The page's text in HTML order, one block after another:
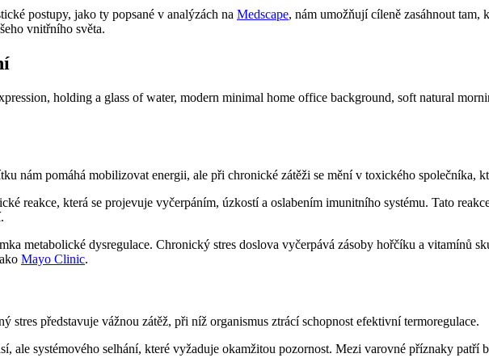
postupy, jako ty popsané v analýzách na Medscape, nám umožňují cíleně zasáhnout tam,
vnitřního světa.
nám pomáhá mobilizovat energii, ale při chronické zátěži se mění v toxického společníka,
reakce, která se projevuje vyčerpáním, úzkostí a oslabením imunitního systému. Tato
metabolické dysregulace. Chronický stres doslova vyčerpává zásoby hořčíku a vitamínů
Mayo Clinic.
představuje vážnou zátěž, při níž organismus ztrácí schopnost efektivní termoregulace.
ale systémového selhání, které vyžaduje okamžitou pozornost. Mezi varovné příznaky patří